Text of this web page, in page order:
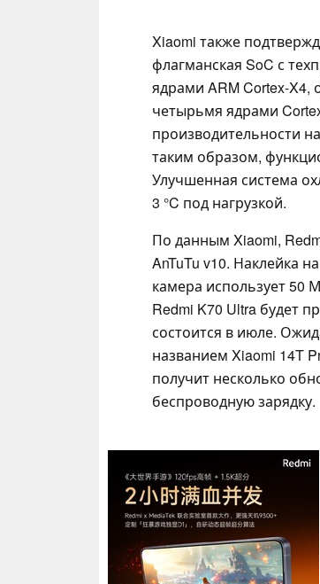
Xiaomi также
флагманская SoC с
ядрами ARM Cortex-X4,
четырьмя ядрами
производительности
таким образом,
Улучшенная система
3 °C под нагрузкой.
По данным Xiaomi,
AnTuTu v10. Наклейка
камера использует 50
Redmi K70 Ultra будет
состоится в июле.
названием Xiaomi 14T
получит несколько
беспроводную зарядку.